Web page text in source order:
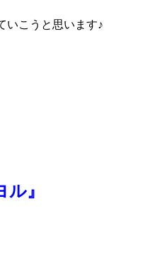
いこうと思います♪
』